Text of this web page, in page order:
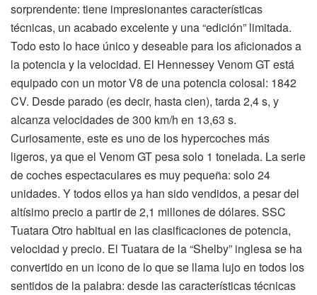
sorprendente: tiene impresionantes características
técnicas, un acabado excelente y una “edición” limitada.
Todo esto lo hace único y deseable para los aficionados a
la potencia y la velocidad. El Hennessey Venom GT está
equipado con un motor V8 de una potencia colosal: 1842
CV. Desde parado (es decir, hasta cien), tarda 2,4 s, y
alcanza velocidades de 300 km/h en 13,63 s.
Curiosamente, este es uno de los hypercoches más
ligeros, ya que el Venom GT pesa solo 1 tonelada. La serie
de coches espectaculares es muy pequeña: solo 24
unidades. Y todos ellos ya han sido vendidos, a pesar del
altísimo precio a partir de 2,1 millones de dólares. SSC
Tuatara Otro habitual en las clasificaciones de potencia,
velocidad y precio. El Tuatara de la “Shelby” inglesa se ha
convertido en un icono de lo que se llama lujo en todos los
sentidos de la palabra: desde las características técnicas